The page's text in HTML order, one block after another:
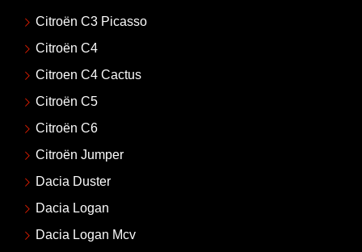
Citroën C3 Picasso
Citroën C4
Citroen C4 Cactus
Citroën C5
Citroën C6
Citroën Jumper
Dacia Duster
Dacia Logan
Dacia Logan Mcv